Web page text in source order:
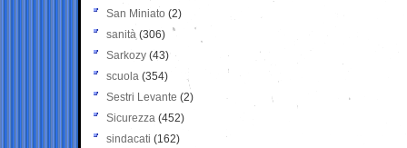
San Miniato (2)
sanità (306)
Sarkozy (43)
scuola (354)
Sestri Levante (2)
Sicurezza (452)
sindacati (162)